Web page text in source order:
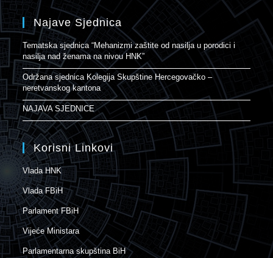
Najave Sjednica
Tematska sjednica “Mehanizmi zaštite od nasilja u porodici i
nasilja nad ženama na nivou HNK”
Održana sjednica Kolegija Skupštine Hercegovačko –
neretvanskog kantona
NAJAVA SJEDNICE
Korisni Linkovi
Vlada HNK
Vlada FBiH
Parlament FBiH
Vijeće Ministara
Parlamentarna skupština BiH